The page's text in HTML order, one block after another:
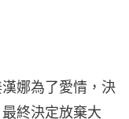
娜為了愛情，決
終決定放棄大